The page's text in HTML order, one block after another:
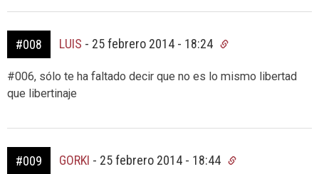
#008 LUIS - 25 febrero 2014 - 18:24
#006, sólo te ha faltado decir que no es lo mismo libertad
que libertinaje
#009 GORKI - 25 febrero 2014 - 18:44